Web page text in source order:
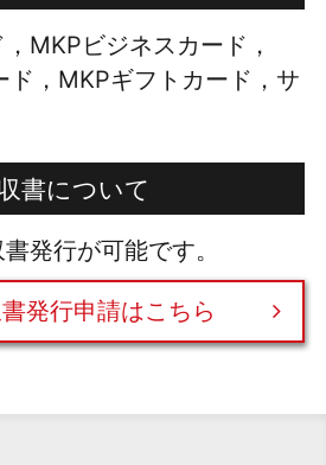
MKPビジネスカード，
ド，MKPギフトカード，サ
書について
発行が可能です。
発行申請はこちら